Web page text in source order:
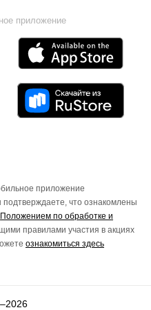
приложение
приложение
что ознакомлены
Положением по обработке и
правилами участия в акциях
ознакомиться здесь